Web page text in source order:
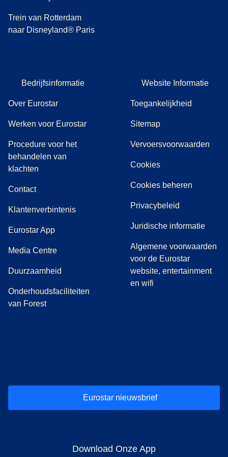
Trein van Rotterdam
naar Disneyland® Paris
Bedrijfsinformatie
Over Eurostar
Werken voor Eurostar
Procedure voor het
behandelen van
klachten
Contact
Klantenverbintenis
Eurostar App
Media Centre( opent in een nieuwe tab)
Duurzaamheid
Onderhoudsfaciliteiten
van Forest
Website Informatie
Toegankelijkheid
Sitemap
Vervoersvoorwaarden
Cookies
Cookies beheren
Privacybeleid
Juridische informatie
Algemene voorwaarden
voor de Eurostar
website, entertainment
en wifi
Eurostar nieuwsbrief
Download Onze App